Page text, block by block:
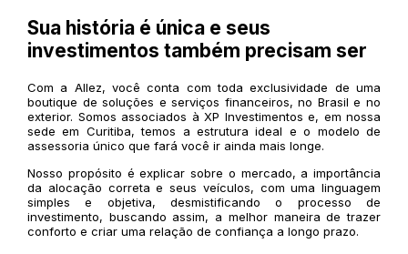
Sua história é única e seus
investimentos também precisam ser
Com a Allez, você conta com toda exclusividade de uma
boutique de soluções e serviços financeiros, no Brasil e no
exterior. Somos associados à XP Investimentos e, em nossa
sede em Curitiba, temos a estrutura ideal e o modelo de
assessoria único que fará você ir ainda mais longe.
Nosso propósito é explicar sobre o mercado, a importância
da alocação correta e seus veículos, com uma linguagem
simples e objetiva, desmistificando o processo de
investimento, buscando assim, a melhor maneira de trazer
conforto e criar uma relação de confiança a longo prazo.